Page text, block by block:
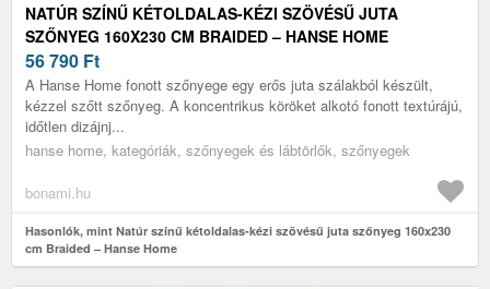
NATÚR SZÍNŰ KÉTOLDALAS-KÉZI SZÖVÉSŰ JUTA
SZŐNYEG 160X230 CM BRAIDED – HANSE HOME
56 790 Ft
A Hanse Home fonott szőnyege egy erős juta szálakból készült,
kézzel szőtt szőnyeg. A koncentrikus köröket alkotó fonott textúrájú,
időtlen dizájnj...
hanse home, kategóriák, szőnyegek és lábtörlők, szőnyegek
bonami.hu
Hasonlók, mint Natúr színű kétoldalas-kézi szövésű juta szőnyeg 160x230
cm Braided – Hanse Home